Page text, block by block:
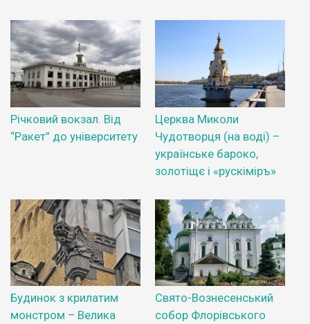
Річковий вокзал. Від
“Ракет” до університету
Церква Миколи
Чудотворця (на воді) –
українське бароко,
золотіщє і «рускіміръ»
Будинок з крилатим
монстром – Велика
Свято-Вознесенський
собор Флорівського